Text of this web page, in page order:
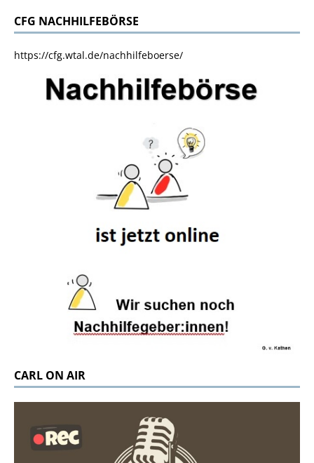
CFG NACHHILFEBÖRSE
https://cfg.wtal.de/nachhilfeboerse/
CARL ON AIR